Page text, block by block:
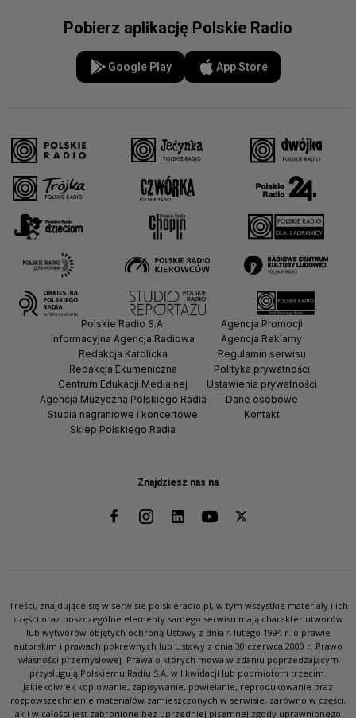
Pobierz aplikację Polskie Radio
Google Play App Store
Znajdziesz nas na
Polskie Radio S.A.
Informacyjna Agencja Radiowa
Redakcja Katolicka
Redakcja Ekumeniczna
Centrum Edukacji Medialnej
Agencja Muzyczna Polskiego Radia
Studia nagraniowe i koncertowe
Sklep Polskiego Radia
Agencja Promocji
Agencja Reklamy
Regulamin serwisu
Polityka prywatności
Ustawienia prywatności
Dane osobowe
Kontakt
Treści, znajdujące się w serwisie polskieradio.pl, w tym wszystkie materiały i ich
części oraz poszczególne elementy samego serwisu mają charakter utworów
lub wytworów objętych ochroną Ustawy z dnia 4 lutego 1994 r. o prawie
autorskim i prawach pokrewnych lub Ustawy z dnia 30 czerwca 2000 r. Prawo
własności przemysłowej. Prawa o których mowa w zdaniu poprzedzającym
przysługują Polskiemu Radiu S.A. w likwidacji lub podmiotom trzecim.
Jakiekolwiek kopiowanie, zapisywanie, powielanie, reprodukowanie oraz
rozpowszechnianie materiałów zamieszczonych w serwisie, zarówno w części,
jak i w całości jest zabronione bez uprzedniej pisemnej zgody uprawnionego.